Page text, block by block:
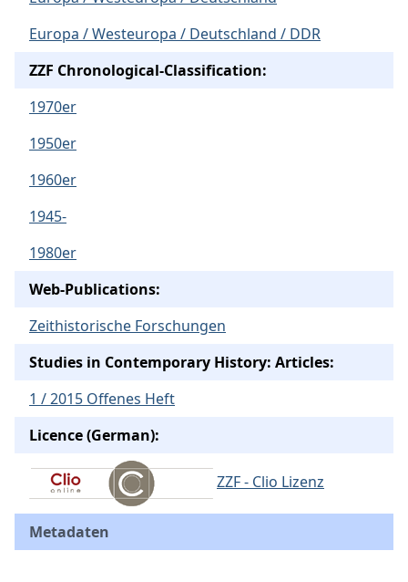
Metadaten
Europa / Westeuropa / Deutschland / DDR
ZZF Chronological-Classification:
1970er
1950er
1960er
1945-
1980er
Web-Publications:
Zeithistorische Forschungen
Studies in Contemporary History: Articles:
1 / 2015 Offenes Heft
Licence (German):
ZZF - Clio Lizenz